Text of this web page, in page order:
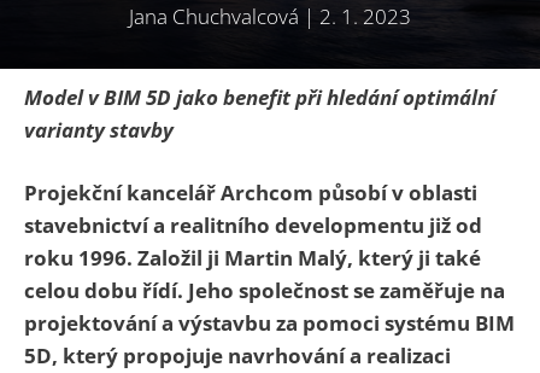
Jana Chuchvalcová | 2. 1. 2023
Model v BIM 5D jako benefit při hledání optimální
varianty stavby
Projekční kancelář Archcom působí v oblasti
stavebnictví a realitního developmentu již od
roku 1996. Založil ji Martin Malý, který ji také
celou dobu řídí. Jeho společnost se zaměřuje na
projektování a výstavbu za pomoci systému BIM
5D, který propojuje navrhování a realizaci